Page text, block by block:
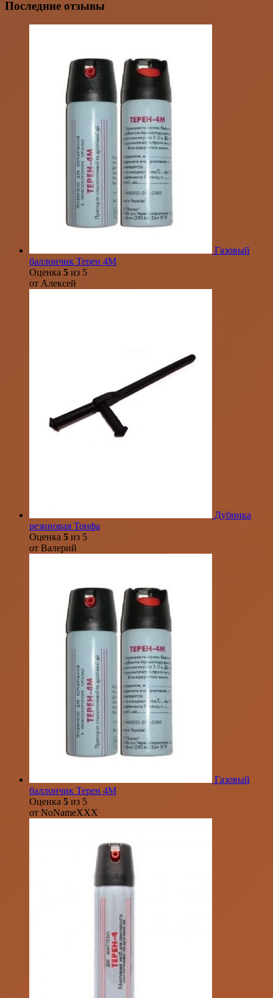
Последние отзывы
Газовый
баллончик Терен 4М
Оценка 5 из 5
от Алексей
Дубинка
резиновая Тонфа
Оценка 5 из 5
от Валерий
Газовый
баллончик Терен 4М
Оценка 5 из 5
от NoNameXXX